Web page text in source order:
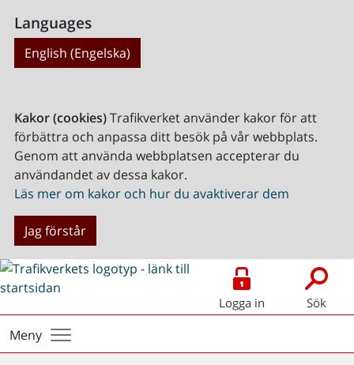
Languages
English (Engelska)
Kakor (cookies)Trafikverket använder kakor för att
förbättra och anpassa ditt besök på vår webbplats.
Genom att använda webbplatsen accepterar du
användandet av dessa kakor.
Läs mer om kakor och hur du avaktiverar dem
Jag förstår
Logga in Sök
Meny